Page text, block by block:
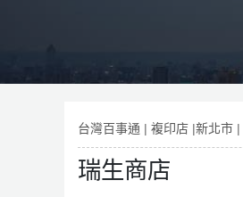
台灣百事通 | 複印店 |新北市 |
瑞生商店